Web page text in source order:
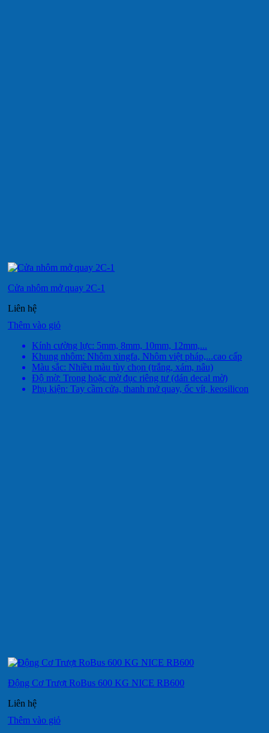
Cửa nhôm mở quay 2C-1
Liên hệ
Thêm vào giỏ
Kính cường lực: 5mm, 8mm, 10mm, 12mm,...
Khung nhôm: Nhôm xingfa, Nhôm việt pháp,...cao cấp
Màu sắc: Nhiều màu tùy chọn (trắng, xám, nâu)
Độ mờ: Trong hoặc mờ đục riêng tư (dán decal mờ)
Phụ kiện: Tay cầm cửa, thanh mở quay, ốc vít, keosilicon
Động Cơ Trượt RoBus 600 KG NICE RB600
Liên hệ
Thêm vào giỏ